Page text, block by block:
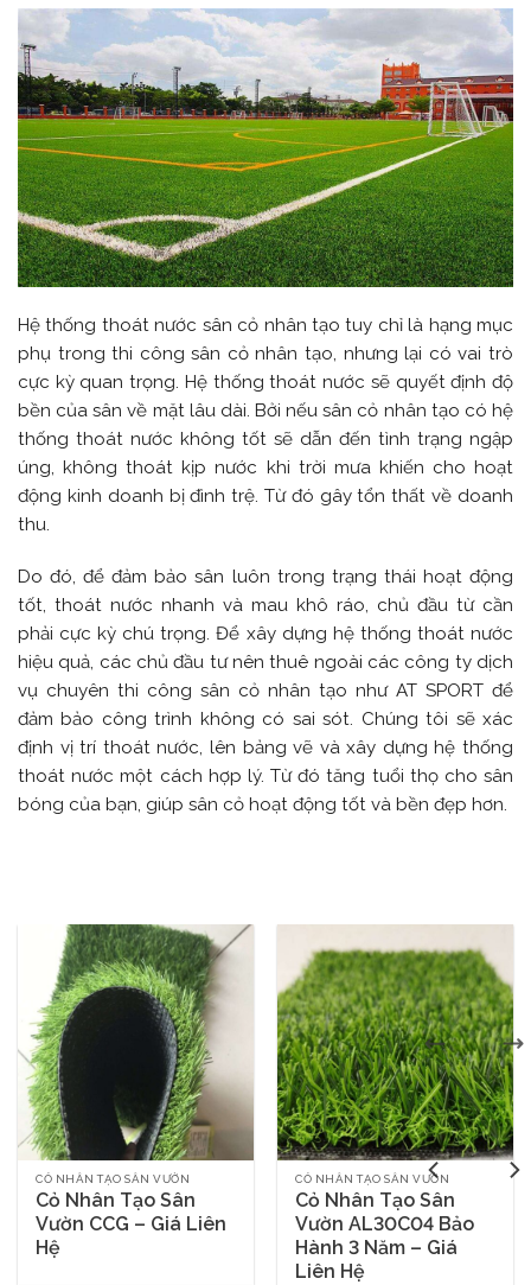
Hệ thống thoát nước sân cỏ nhân tạo tuy chỉ là hạng mục
phụ trong thi công sân cỏ nhân tạo, nhưng lại có vai trò
cực kỳ quan trọng. Hệ thống thoát nước sẽ quyết định độ
bền của sân về mặt lâu dài. Bởi nếu sân cỏ nhân tạo có hệ
thống thoát nước không tốt sẽ dẫn đến tình trạng ngập
úng, không thoát kịp nước khi trời mưa khiến cho hoạt
động kinh doanh bị đình trệ. Từ đó gây tổn thất về doanh
thu.
Do đó, để đảm bảo sân luôn trong trạng thái hoạt động
tốt, thoát nước nhanh và mau khô ráo, chủ đầu từ cần
phải cực kỳ chú trọng.Để xây dựng hệ thống thoát nước
hiệu quả, các chủ đầu tư nên thuê ngoài các công ty dịch
vụ chuyên thi công sân cỏ nhân tạo như AT SPORT để
đảm bảo công trình không có sai sót. Chúng tôi sẽ xác
định vị trí thoát nước, lên bảng vẽ và xây dựng hệ thống
thoát nước một cách hợp lý. Từ đó tăng tuổi thọ cho sân
bóng của bạn, giúp sân cỏ hoạt động tốt và bền đẹp hơn.
CỎ NHÂN TẠO SÂN VƯỜN
Cỏ Nhân Tạo Sân
Vườn CCG – Giá Liên
Hệ
CỎ NHÂN TẠO SÂN VƯỜN
Cỏ Nhân Tạo Sân
Vườn AL30C04 Bảo
Hành 3 Năm – Giá
Liên Hệ